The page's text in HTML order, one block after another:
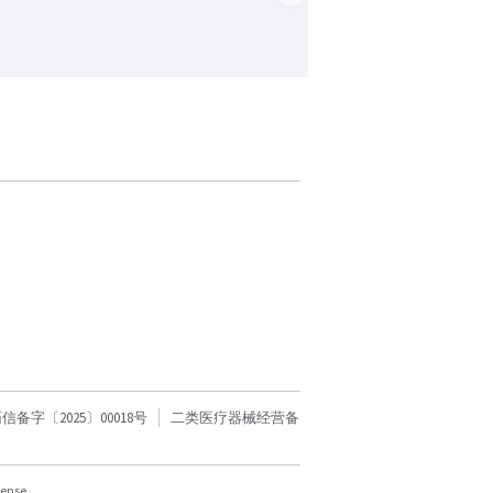
备字〔2025〕00018号 二类医疗器械经营备